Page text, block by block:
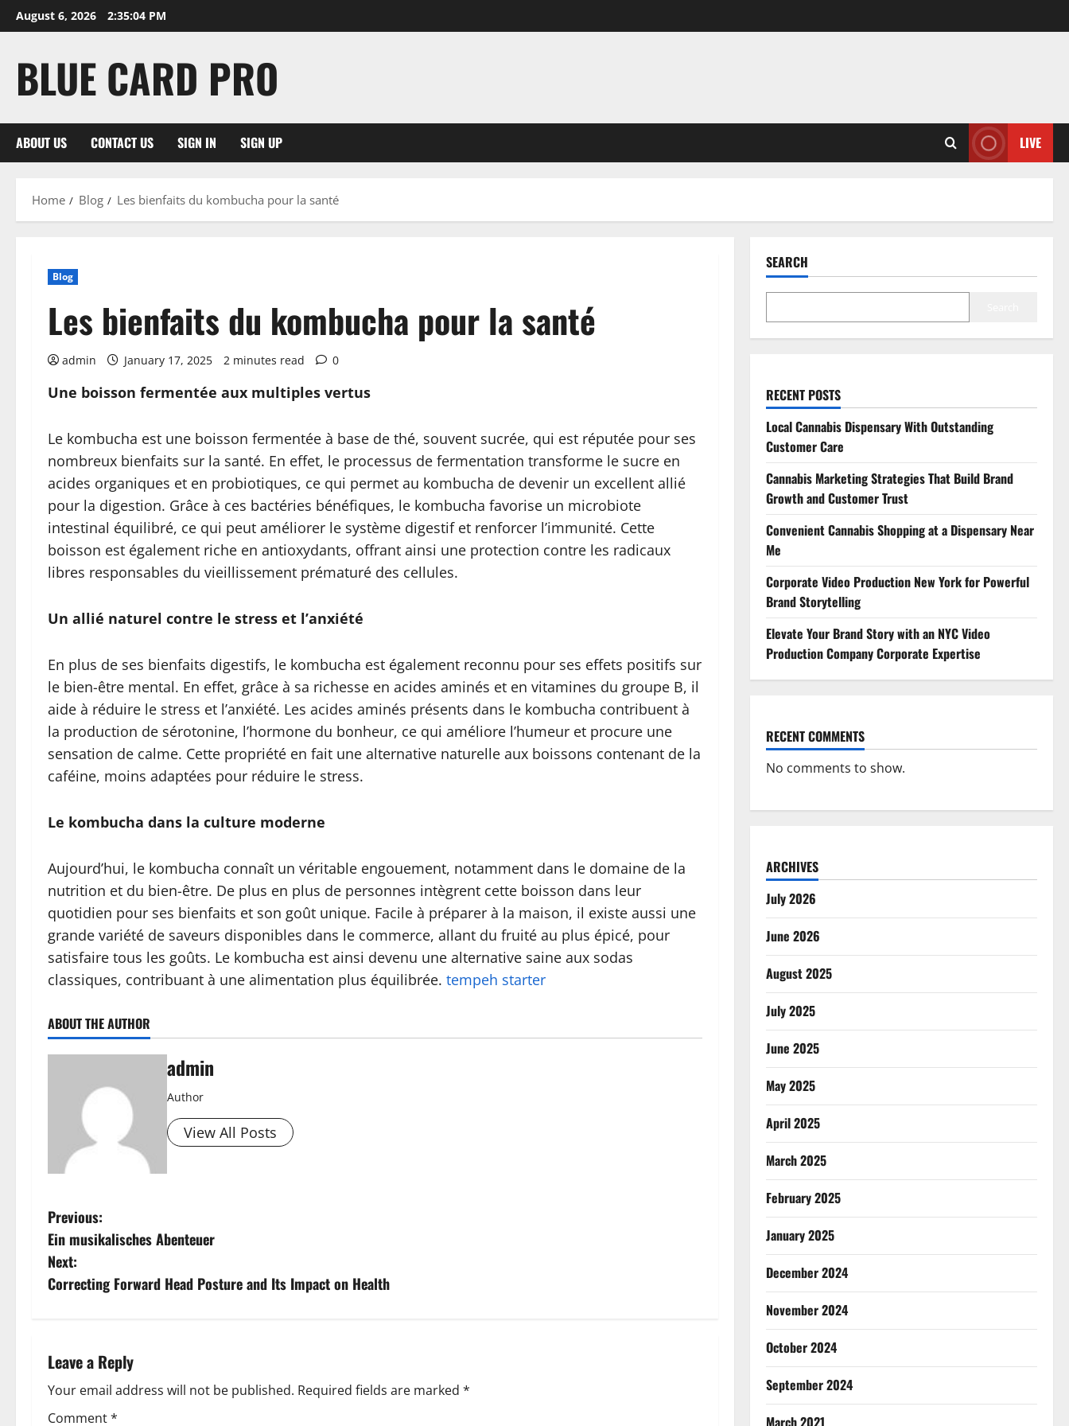
Skip
to
August 6, 2026 2:35:05 PM
BLUE CARD PRO
ABOUT US CONTACT US SIGN IN SIGN UP LIVE
Home Blog Les bienfaits du kombucha pour la santé
Blog
Les bienfaits du kombucha pour la santé
admin January 17, 2025 2 minutes read 0
Une boisson fermentée aux multiples vertus
Le kombucha est une boisson fermentée à base de thé, souvent sucrée, qui est réputée pour ses
nombreux bienfaits sur la santé. En effet, le processus de fermentation transforme le sucre en
acides organiques et en probiotiques, ce qui permet au kombucha de devenir un excellent allié
pour la digestion. Grâce à ces bactéries bénéfiques, le kombucha favorise un microbiote
intestinal équilibré, ce qui peut améliorer le système digestif et renforcer l’immunité. Cette
boisson est également riche en antioxydants, offrant ainsi une protection contre les radicaux
libres responsables du vieillissement prématuré des cellules.
Un allié naturel contre le stress et l’anxiété
En plus de ses bienfaits digestifs, le kombucha est également reconnu pour ses effets positifs sur
le bien-être mental. En effet, grâce à sa richesse en acides aminés et en vitamines du groupe B, il
aide à réduire le stress et l’anxiété. Les acides aminés présents dans le kombucha contribuent à
la production de sérotonine, l’hormone du bonheur, ce qui améliore l’humeur et procure une
sensation de calme. Cette propriété en fait une alternative naturelle aux boissons contenant de la
caféine, moins adaptées pour réduire le stress.
Le kombucha dans la culture moderne
Aujourd’hui, le kombucha connaît un véritable engouement, notamment dans le domaine de la
nutrition et du bien-être. De plus en plus de personnes intègrent cette boisson dans leur
quotidien pour ses bienfaits et son goût unique. Facile à préparer à la maison, il existe aussi une
grande variété de saveurs disponibles dans le commerce, allant du fruité au plus épicé, pour
satisfaire tous les goûts. Le kombucha est ainsi devenu une alternative saine aux sodas
classiques, contribuant à une alimentation plus équilibrée. tempeh starter
ABOUT THE AUTHOR
admin
Author
View All Posts
P
o
s
n
a
Previous:
Ein musikalisches Abenteuer
Next:
Correcting Forward Head Posture and Its Impact on Health
Leave a Reply
Your email address will not be published. Required fields are marked *
Comment*
SEARCH
RECENT POSTS
Local Cannabis Dispensary With Outstanding
Customer Care
Cannabis Marketing Strategies That Build Brand
Growth and Customer Trust
Convenient Cannabis Shopping at a Dispensary Near
Me
Corporate Video Production New York for Powerful
Brand Storytelling
Elevate Your Brand Story with an NYC Video
Production Company Corporate Expertise
RECENT COMMENTS
No comments to show.
ARCHIVES
July 2026
June 2026
August 2025
July 2025
June 2025
May 2025
April 2025
March 2025
February 2025
January 2025
December 2024
November 2024
October 2024
September 2024
March 2021